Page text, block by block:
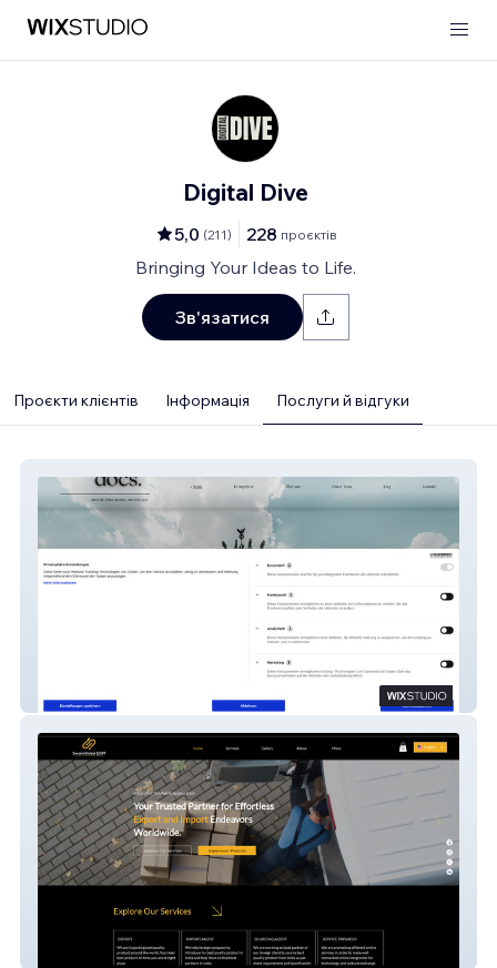
Digital Dive
5,0 (211) 228 проєктів
Bringing Your Ideas to Life.
Зв'язатися
Проєкти клієнтів Інформація Послуги й відгуки
Clear docs
SwamiGlobal